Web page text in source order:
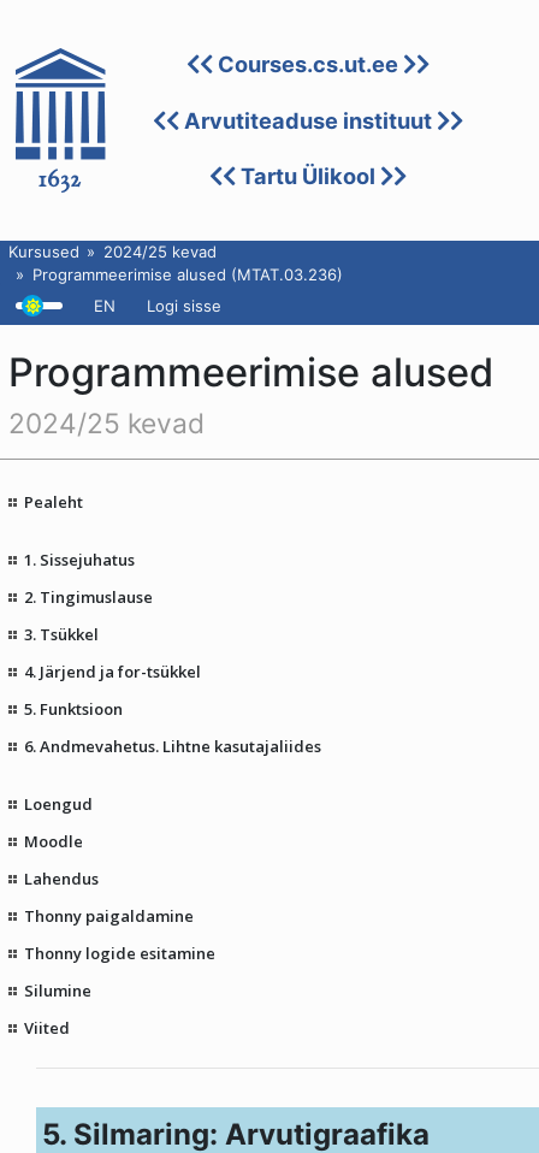
Courses.cs.ut.ee
Arvutiteaduse instituut
Tartu Ülikool
Kursused
2024/25 kevad
Programmeerimise alused (MTAT.03.236)
EN
Logi sisse
Programmeerimise alused
2024/25 kevad
Pealeht
1. Sissejuhatus
2. Tingimuslause
3. Tsükkel
4. Järjend ja for-tsükkel
5. Funktsioon
6. Andmevahetus. Lihtne kasutajaliides
Loengud
Moodle
Lahendus
Thonny paigaldamine
Thonny logide esitamine
Silumine
Viited
5. Silmaring: Arvutigraafika